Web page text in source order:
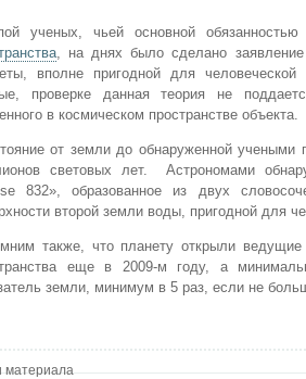
ученых, чьей основной обязанностью
, на днях было сделано
вполне пригодной для
проверке данная теория не
в космическом пространстве объекта.
от земли до обнаруженной учеными
световых лет. Астрономами
832», образованное из двух
второй земли воды, пригодной для
также, что планету открыли ведущие
еще в 2009-м году, а
земли, минимум в 5 раз, если не
материала